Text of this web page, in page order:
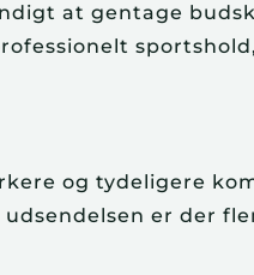
at gentage
og tydeligere
er der